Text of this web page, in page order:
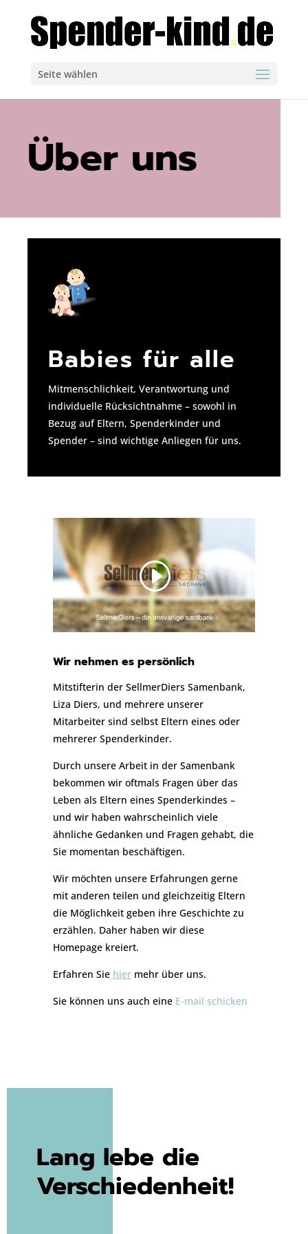
Seite wählen
Über uns
Babies für alle
Mitmenschlichkeit, Verantwortung und
individuelle Rücksichtnahme – sowohl in
Bezug auf Eltern, Spenderkinder und
Spender – sind wichtige Anliegen für uns.
Wir nehmen es persönlich
Mitstifterin der SellmerDiers Samenbank,
Liza Diers, und mehrere unserer
Mitarbeiter sind selbst Eltern eines oder
mehrerer Spenderkinder.
Durch unsere Arbeit in der Samenbank
bekommen wir oftmals Fragen über das
Leben als Eltern eines Spenderkindes –
und wir haben wahrscheinlich viele
ähnliche Gedanken und Fragen gehabt, die
Sie momentan beschäftigen.
Wir möchten unsere Erfahrungen gerne
mit anderen teilen und gleichzeitig Eltern
die Möglichkeit geben ihre Geschichte zu
erzählen. Daher haben wir diese
Homepage kreiert.
Erfahren Sie hiermehr über uns.
Sie können uns auch eine E-mail schicken
Lang lebe die
Verschiedenheit!